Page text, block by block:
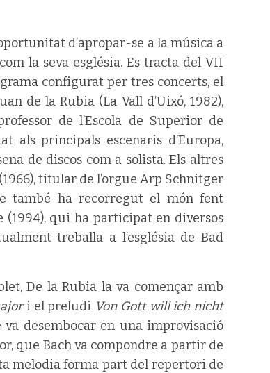
d’apropar-se a la música a
la seva església. Es tracta del VII
configurat per tres concerts, el
de la Rubia (La Vall d’Uixó, 1982),
de l’Escola de Superior de
als principals escenaris d’Europa,
de discos com a solista. Els altres
titular de l’orgue Arp Schnitger
també ha recorregut el món fent
(1994), qui ha participat en diversos
treballa a l’església de Bad
De la Rubia la va començar amb
i el preludi Von Gott will ich nicht
desembocar en una improvisació
que Bach va compondre a partir de
melodia forma part del repertori de